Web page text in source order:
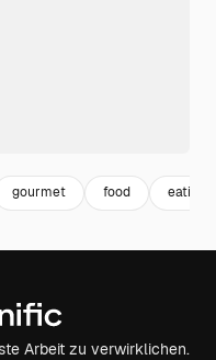
gourmet food eating
Arbeit zu verwirklichen.